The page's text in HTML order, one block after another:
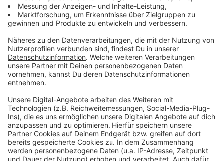
Leverkusener Krankenbetten für die Ukraine
Bayer 04 Leverkusen Coach ist "Trainer des Jahres"